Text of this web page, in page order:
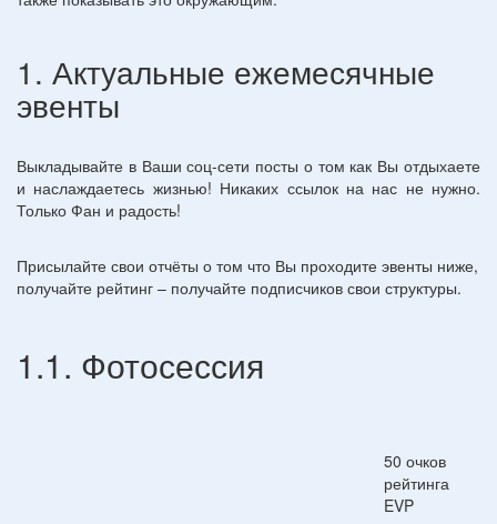
1. Актуальные ежемесячные
эвенты
Выкладывайте в Ваши соц-сети посты о том как Вы отдыхаете
и наслаждаетесь жизнью! Никаких ссылок на нас не нужно.
Только Фан и радость!
Присылайте свои отчёты о том что Вы проходите эвенты ниже,
получайте рейтинг – получайте подписчиков свои структуры.
1.1. Фотосессия
50 очков
рейтинга
EVP